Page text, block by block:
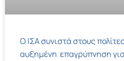
Ο ΙΣΑ συνιστά στους
αυξημένη επαγρύπνηση για